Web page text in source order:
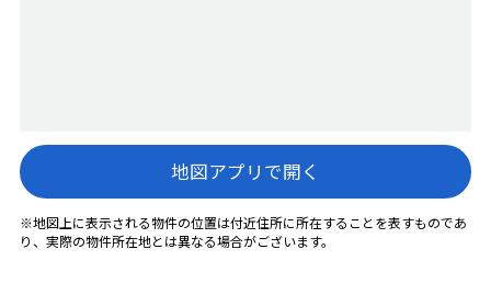
地図アプリで開く
※地図上に表示される物件の位置は付近住所に所在することを表すものであ
り、実際の物件所在地とは異なる場合がございます。